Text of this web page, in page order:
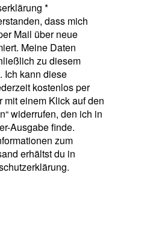
*
dass mich
Mail über neue
Meine Daten
zu diesem
Ich kann diese
kostenlos per
mit einem Klick auf den
widerrufen, den ich in
Ausgabe finde.
zum
erhältst du in